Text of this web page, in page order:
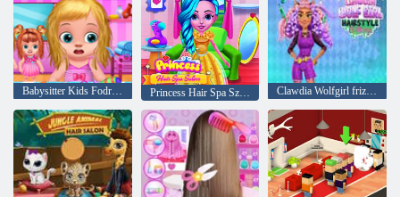
Babysitter Kids Fodrászat Princess Hair Spa Szalon Clawdia Wolfgirl frizura kihívás